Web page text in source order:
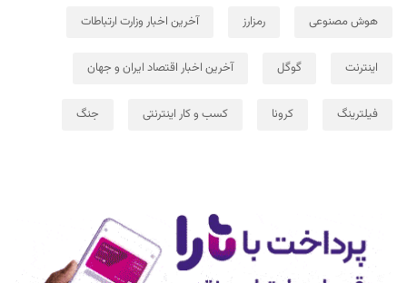
هوش مصنوعی رمزارز آخرین اخبار وزارت ارتباطات
اینترنت گوگل آخرین اخبار اقتصاد ایران و جهان
فیلترینگ کرونا کسب و کار اینترنتی جنگ